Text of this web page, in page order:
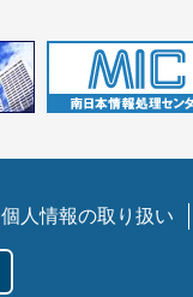
個人情報の取り扱い